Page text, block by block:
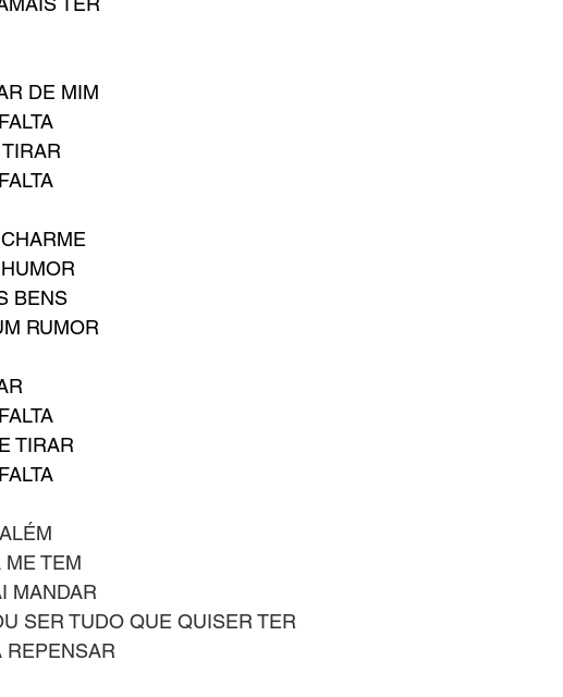
DE MIM
BENS
RUMOR
TIRAR
ME TEM
MANDAR
SER TUDO QUE QUISER TER
REPENSAR